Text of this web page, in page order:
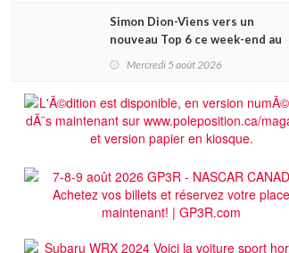
Simon Dion-Viens vers un
nouveau Top 6 ce week-end au
GP3R, en série NASCAR Canada ?
Mercredi 5 août 2026